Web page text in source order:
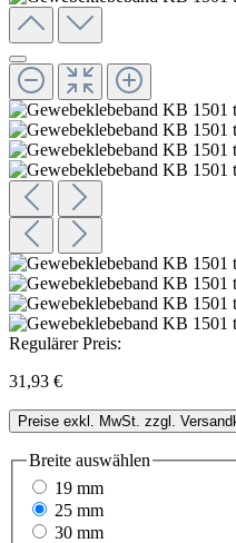
Regulärer Preis:
31,93 €
Preise exkl. MwSt. zzgl.
Breite auswählen
19 mm
25 mm
30 mm